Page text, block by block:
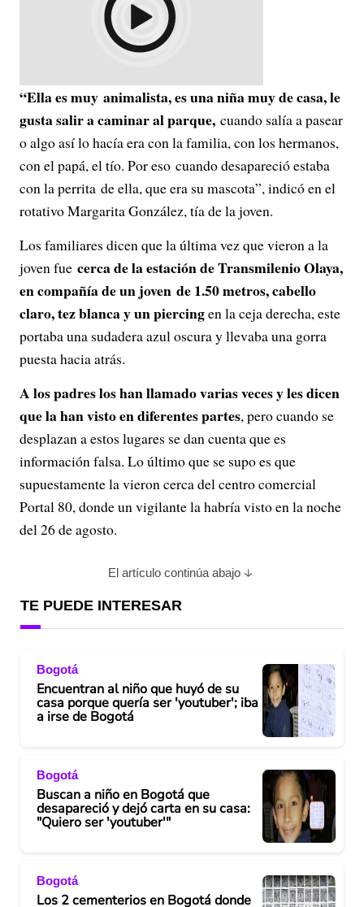
“Ella es muy animalista, es una niña muy de casa, le
gusta salir a caminar al parque, cuando salía a pasear
o algo así lo hacía era con la familia, con los hermanos,
con el papá, el tío. Por eso cuando desapareció estaba
con la perrita de ella, que era su mascota”, indicó en el
rotativo Margarita González, tía de la joven.
Los familiares dicen que la última vez que vieron a la
joven fue cerca de la estación de Transmilenio Olaya,
en compañía de un joven de 1.50 metros, cabello
claro, tez blanca y un piercingen la ceja derecha, este
portaba una sudadera azul oscura y llevaba una gorra
puesta hacia atrás.
A los padres los han llamado varias veces y les dicen
que la han visto en diferentes partes, pero cuando se
desplazan a estos lugares se dan cuenta que es
información falsa. Lo último que se supo es que
supuestamente la vieron cerca del centro comercial
Portal 80, donde un vigilante la habría visto en la noche
del 26 de agosto.
El artículo continúa abajo
TE PUEDE INTERESAR
Bogotá
Encuentran al niño que huyó de su
casa porque quería ser 'youtuber'; iba
a irse de Bogotá
Bogotá
Buscan a niño en Bogotá que
desapareció y dejó carta en su casa:
"Quiero ser 'youtuber'"
Bogotá
Los 2 cementerios en Bogotá donde